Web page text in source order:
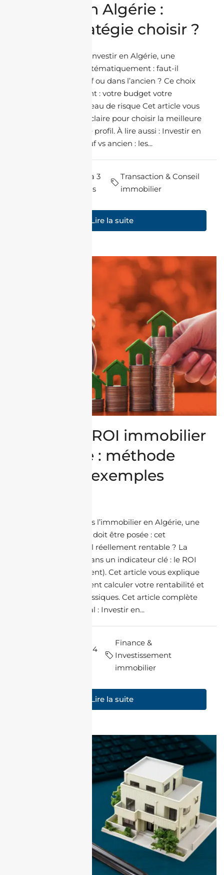
l’ancien en Algérie :
quelle stratégie choisir ?
Lorsqu’on souhaite investir en Algérie, une
question revient systématiquement : faut-il
acheter dans le neuf ou dans l’ancien ? Ce choix
impacte directement : votre budget votre
rentabilité votre niveau de risque Cet article vous
donne une analyse claire pour choisir la meilleure
stratégie selon votre profil. À lire aussi : Investir en
Algérie en 2026 Neuf vs ancien : les...
il y a 3
mois
Transaction & Conseil
immobilier
Lire la suite
Calcul du ROI immobilier
en Algérie : méthode
simple et exemples
Avant d’investir dans l’immobilier en Algérie, une
question essentielle doit être posée : cet
investissement est-il réellement rentable ? La
réponse se trouve dans un indicateur clé : le ROI
(Return on Investment). Cet article vous explique
simplement comment calculer votre rentabilité et
éviter les erreurs classiques. Cet article complète
notre guide principal : Investir en...
il y a 4
Finance &
Investissement
immobilier
Lire la suite